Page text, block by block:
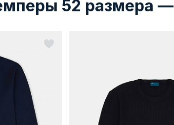
52 размера —